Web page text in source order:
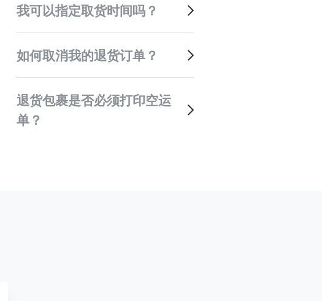
我可以指定取货时间吗？
如何取消我的退货订单？
退货包裹是否必须打印空运
单？